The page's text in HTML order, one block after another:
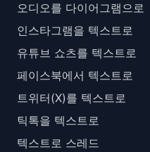
오디오를 다이어그램으로
인스타그램을 텍스트로
유튜브 쇼츠를 텍스트로
페이스북에서 텍스트로
트위터(X)를 텍스트로
틱톡을 텍스트로
텍스트로 스레드